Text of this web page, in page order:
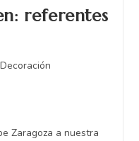
referentes
Decoración
Zaragoza a nuestra